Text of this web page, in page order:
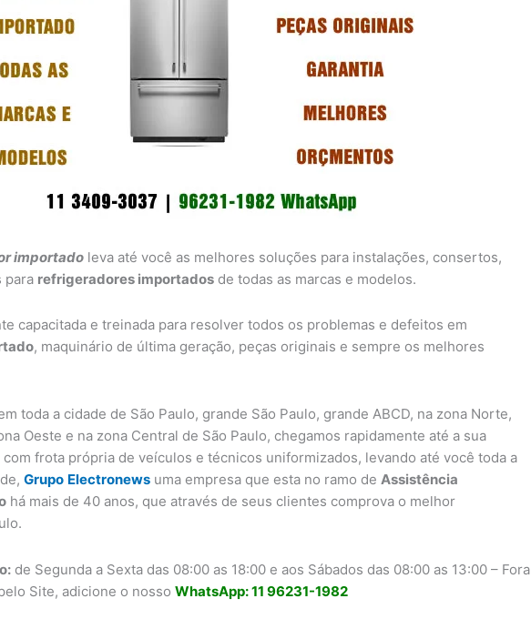
importado leva até você as melhores soluções para instalações, consertos,
para refrigeradores importados de todas as marcas e modelos.
capacitada e treinada para resolver todos os problemas e defeitos em
, maquinário de última geração, peças originais e sempre os melhores
toda a cidade de São Paulo, grande São Paulo, grande ABCD, na zona Norte,
Oeste e na zona Central de São Paulo, chegamos rapidamente até a sua
frota própria de veículos e técnicos uniformizados, levando até você toda a
Grupo Electronews uma empresa que esta no ramo de Assistência
há mais de 40 anos, que através de seus clientes comprova o melhor
de Segunda a Sexta das 08:00 as 18:00 e aos Sábados das 08:00 as 13:00 – Fora
Site, adicione o nosso WhatsApp: 11 96231-1982